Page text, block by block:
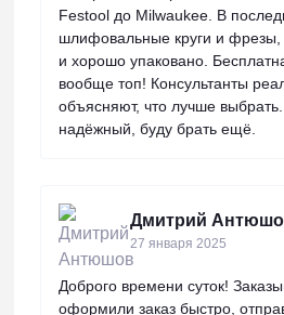
Festool до Milwaukee. В
шлифовальные круги и
и хорошо упаковано.
вообще топ! Консультанты
объясняют, что лучше
надёжный, буду брать ещё.
Дмитрий
27 января 2025
Доброго времени суток!
оформили заказ быстро,